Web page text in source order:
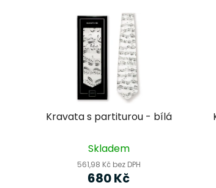
Kravata s partiturou - bílá
Skladem
561,98 Kč bez DPH
680 Kč